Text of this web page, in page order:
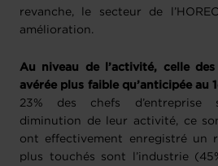
revanche, le secteur de
amélioration.
Au niveau de l’activité, celle
avérée plus faible qu’anticipée au
23% des chefs d’entreprise
diminution de leur activité, ce
ont effectivement enregistré un
plus touchés sont l’industrie